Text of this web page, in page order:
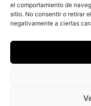
el comportamiento de
sitio. No consentir o retirar
negativamente a ciertas
automóviles - C/